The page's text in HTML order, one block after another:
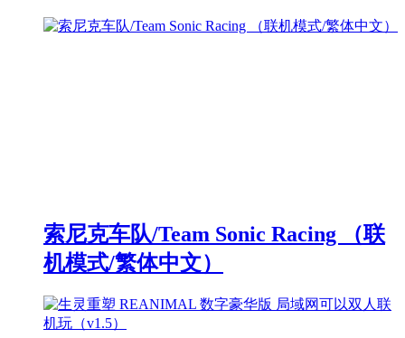
索尼克车队/Team Sonic Racing （联
机模式/繁体中文）